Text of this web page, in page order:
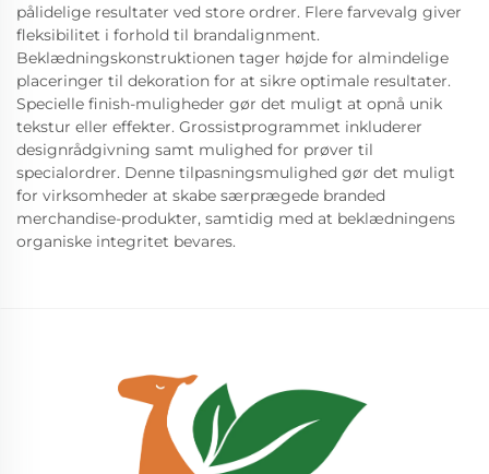
pålidelige resultater ved store ordrer. Flere farvevalg giver
fleksibilitet i forhold til brandalignment.
Beklædningskonstruktionen tager højde for almindelige
placeringer til dekoration for at sikre optimale resultater.
Specielle finish-muligheder gør det muligt at opnå unik
tekstur eller effekter. Grossistprogrammet inkluderer
designrådgivning samt mulighed for prøver til
specialordrer. Denne tilpasningsmulighed gør det muligt
for virksomheder at skabe særprægede branded
merchandise-produkter, samtidig med at beklædningens
organiske integritet bevares.